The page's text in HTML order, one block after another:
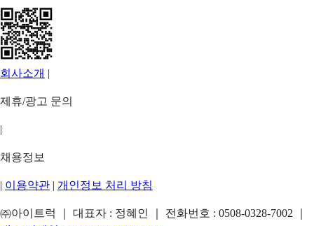
회사소개 |
제휴/광고 문의
|
채용정보
| 이용약관 | 개인정보 처리 방침
㈜아이트럭 ｜ 대표자 : 정혜인 ｜ 전화번호 : 0508-0328-7002